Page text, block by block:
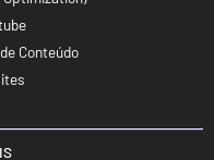
Conteúdo